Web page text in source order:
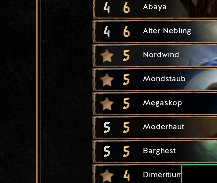
4 6 Abaya
4 6 Alter Nebling
5 Nordwind
5 Mondstaub
5 Megaskop
5 5 Moderhaut
5 5 Barghest
4 Dimeritiumbombe